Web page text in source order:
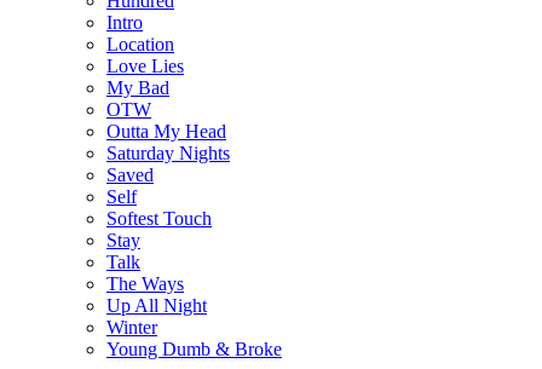
Intro
Location
Love Lies
My Bad
OTW
Outta My Head
Saturday Nights
Saved
Self
Softest Touch
Stay
Talk
The Ways
Up All Night
Winter
Young Dumb & Broke